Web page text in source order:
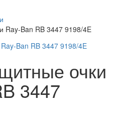
Ray-Ban RB 3447 9198/4E
очки
3447